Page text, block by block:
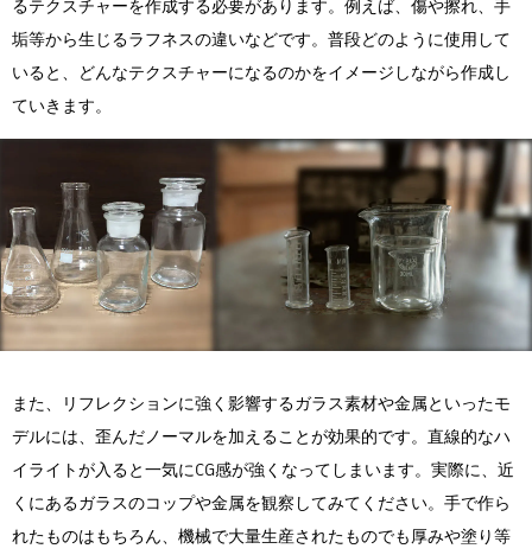
るテクスチャーを作成する必要があります。例えば、傷や擦れ、手
垢等から生じるラフネスの違いなどです。普段どのように使用して
いると、どんなテクスチャーになるのかをイメージしながら作成し
ていきます。
また、リフレクションに強く影響するガラス素材や金属といったモ
デルには、歪んだノーマルを加えることが効果的です。直線的なハ
イライトが入ると一気にCG感が強くなってしまいます。実際に、近
くにあるガラスのコップや金属を観察してみてください。手で作ら
れたものはもちろん、機械で大量生産されたものでも厚みや塗り等